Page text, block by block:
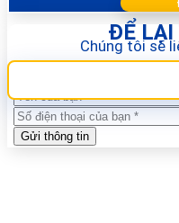
ĐỂ LẠI
Chúng tôi sẽ